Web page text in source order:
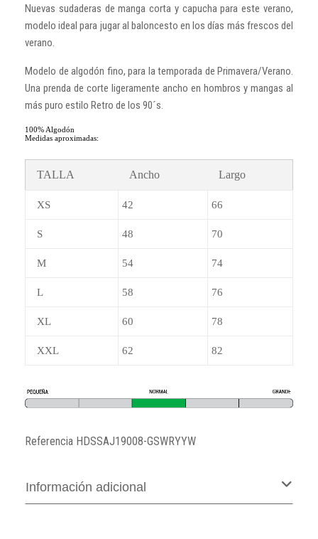
Nuevas sudaderas de manga corta y capucha para este verano,
modelo ideal para jugar al baloncesto en los días más frescos del
verano.
Modelo de algodón fino, para la temporada de Primavera/Verano.
Una prenda de corte ligeramente ancho en hombros y mangas al
más puro estilo Retro de los 90´s.
100% Algodón
Medidas aproximadas:
TALLA Ancho Largo
XS 42 66
S 48 70
M 54 74
L 58 76
XL 60 78
XXL 62 82
Referencia HDSSAJ19008-GSWRYYW
Información adicional